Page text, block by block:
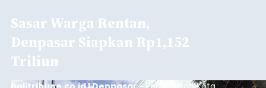
Sasar Warga Rentan,
Denpasar Siapkan Rp1,152
Triliun